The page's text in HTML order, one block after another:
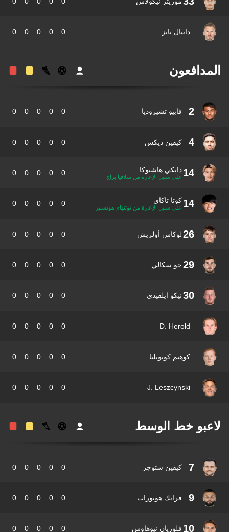
دانيال باتز 0
0
0
0
2 فابيو تشيروديا 0
0
0
0
4 كيفين ديكس 0
0
0
0
14 دايكي هاشيوكا
على سبيل الإعارة من سلافيا براج 0
0
0
0
14 كوتا تاكاي
على سبيل الإعارة من توتنهام هوتسبير 0
0
0
0
26 لوكاس أولريش 0
0
0
0
29 جو سكالي 0
0
0
0
30 نيكو ايلفيدي 0
0
0
0
D. Herold
0
0
0
0
كوهيم كونوبليا 0
0
0
0
J. Leszcynski
0
0
0
0
خط الوسط
7 كيفين ستوجر 0
0
0
0
9 فرانك هونورات 0
0
0
0
10 فلوريان نيوهاوس 0
0
0
0